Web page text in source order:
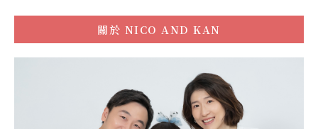
關於 NICO AND KAN